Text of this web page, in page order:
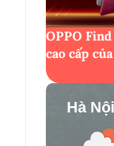
OPPO
cao cấp
Hà Nội